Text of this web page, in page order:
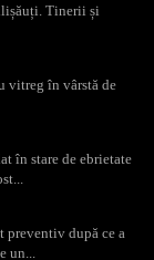
Tinerii și
vitreg în vârstă de
în stare de ebrietate
preventiv după ce a